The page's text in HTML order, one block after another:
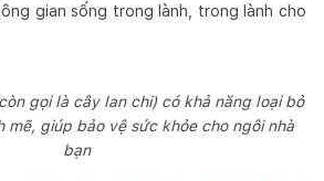
gian sống trong lành, trong lành cho
gọi là cây lan chi) có khả năng loại bỏ
mẽ, giúp bảo vệ sức khỏe cho ngôi nhà
bạn